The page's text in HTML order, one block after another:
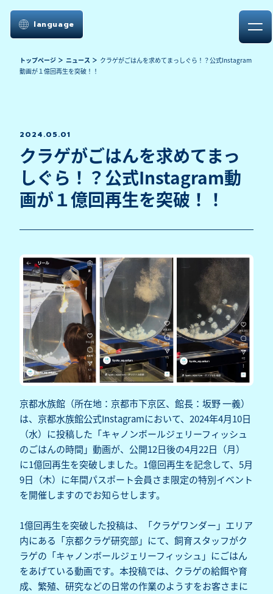
language
トップページ ニュース
クラゲがごはんを求めてまっしぐら！？公式Instagram
動画が１億回再生を突破！！
2024.05.01
クラゲがごはんを求めてまっ
しぐら！？公式Instagram動
画が１億回再生を突破！！
京都水族館（所在地：京都市下京区、館長：坂野 一義）
は、京都水族館公式Instagramにおいて、2024年4月10日
（水）に投稿した「キャノンボールジェリーフィッシュ
のごはんの時間」動画が、公開12日後の4月22日（月）
に1億回再生を突破しました。1億回再生を記念して、5月
9日（木）に年間パスポート会員さま限定の特別イベント
を開催しますのでお知らせします。
1億回再生を突破した投稿は、「クラゲワンダー」エリア
内にある「京都クラゲ研究部」にて、飼育スタッフがク
ラゲの「キャノンボールジェリーフィッシュ」にごはん
をあげている動画です。本投稿では、クラゲの給餌や育
成、繁殖、研究などの日常の作業のようすをお客さまに